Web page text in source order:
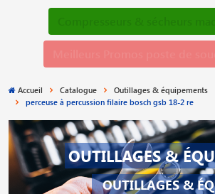
Accueil Catalogue Outillages & équipements
perceuse à percussion filaire bosch gsb 18-2 re
OUTILLAGES &
OUTILLAGES &